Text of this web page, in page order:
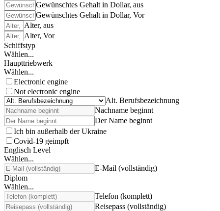
Gewünschtes Gehalt in Dollar, aus
Gewünschtes Gehalt in Dollar, Vor
Alter, aus
Alter, Vor
Schiffstyp
Wählen...
Haupttriebwerk
Wählen...
Electronic engine
Not electronic engine
Alt. Berufsbezeichnung
Nachname beginnt
Der Name beginnt
Ich bin außerhalb der Ukraine
Covid-19 geimpft
Englisch Level
Wählen...
E-Mail (vollständig)
Diplom
Wählen...
Telefon (komplett)
Reisepass (vollständig)